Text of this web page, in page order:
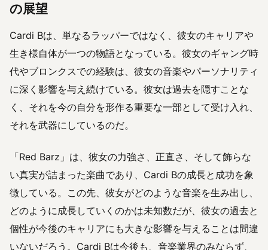
の展望
Cardi Bは、単なるラッパーではなく、彼女のキャリアや
生き様自体が一つの物語となっている。彼女のギャング時
代やブロンクスでの経験は、彼女の音楽やパーソナリティ
に深く影響を与え続けている。彼女は過去を隠すことな
く、それを今の自分を形作る重要な一部として受け入れ、
それを武器にしているのだ。
「Red Barz」は、彼女の力強さ、正直さ、そして飾らな
い真実が詰まった楽曲であり、Cardi Bの成長と成功を象
徴している。この先、彼女がどのような音楽を生み出し、
どのように成長していくのかは未知数だが、彼女の過去と
個性が今後のキャリアにも大きな影響を与えることは間違
いないだろう。Cardi Bは今後も、音楽業界のみならず、